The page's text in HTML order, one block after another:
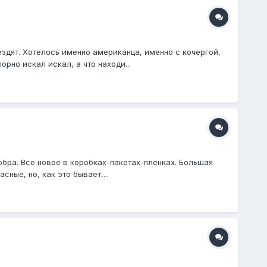
Хотелось именно американца, именно с кочергой,
искал искал, а что находи...
Все новое в коробках-пакетах-пленках. Большая
но, как это бывает,...